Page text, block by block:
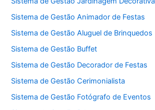
Sistema de Gestão Animador de Festas
Sistema de Gestão Aluguel de Brinquedos
Sistema de Gestão Buffet
Sistema de Gestão Decorador de Festas
Sistema de Gestão Cerimonialista
Sistema de Gestão Fotógrafo de Eventos